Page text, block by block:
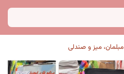
مبلمان، میز و صندلی